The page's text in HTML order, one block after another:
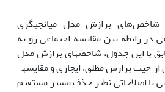
شاخص‌های برازش مدل میانجی­گری
رابطه بین مقایسه اجتماعی رو به
با این جدول، شاخص­های برازش مدل
نهایی میانجی و تعدیل‌گری از حیث برازش مطلق، ایجازی و مقایسه­
با اصلاحاتی نظیر حذف مسیر مستقیم